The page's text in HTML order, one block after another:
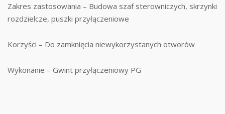
Zakres zastosowania – Budowa szaf sterowniczych, skrzynki
rozdzielcze, puszki przyłączeniowe
Korzyści – Do zamknięcia niewykorzystanych otworów
Wykonanie – Gwint przyłączeniowy PG